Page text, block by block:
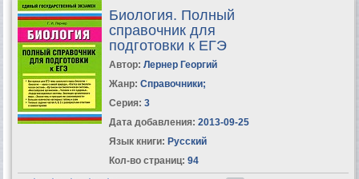
Биология. Полный
справочник для
подготовки к ЕГЭ
Автор: Лернер Георгий
Жанр: Справочники;
Серия: 3
Дата добавления: 2013-09-25
Язык книги: Русский
Кол-во страниц: 94